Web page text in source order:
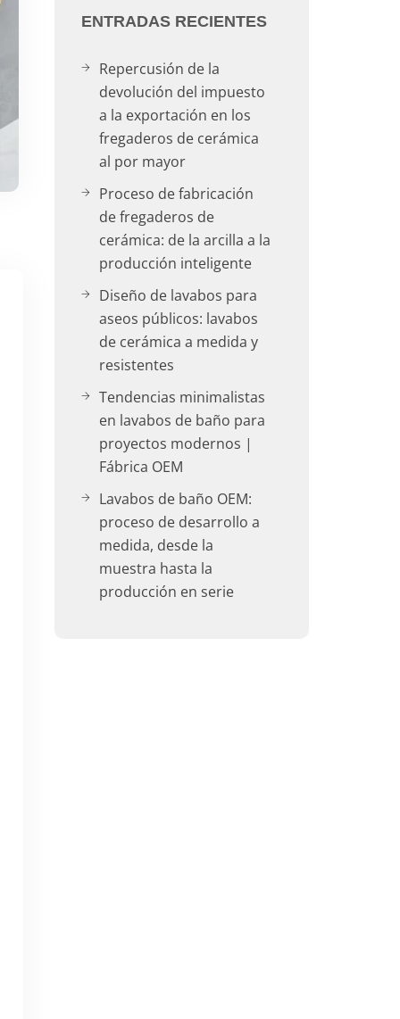
ENTRADAS RECIENTES
Repercusión de la
devolución del impuesto
a la exportación en los
fregaderos de cerámica
al por mayor
Proceso de fabricación
de fregaderos de
cerámica: de la arcilla a la
producción inteligente
Diseño de lavabos para
aseos públicos: lavabos
de cerámica a medida y
resistentes
Tendencias minimalistas
en lavabos de baño para
proyectos modernos |
Fábrica OEM
Lavabos de baño OEM:
proceso de desarrollo a
medida, desde la
muestra hasta la
producción en serie